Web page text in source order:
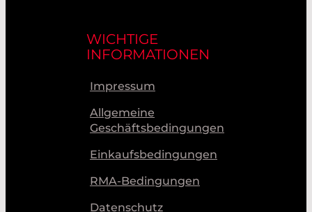
WICHTIGE
INFORMATIONEN
Impressum
Allgemeine
Geschäftsbedingungen
Einkaufsbedingungen
RMA-Bedingungen
Datenschutz